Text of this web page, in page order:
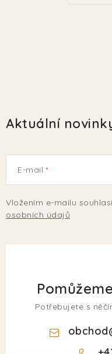
Aktuální
E-mail
Vložením e-mailu
osobních údajů
Potřebujete s
obchod